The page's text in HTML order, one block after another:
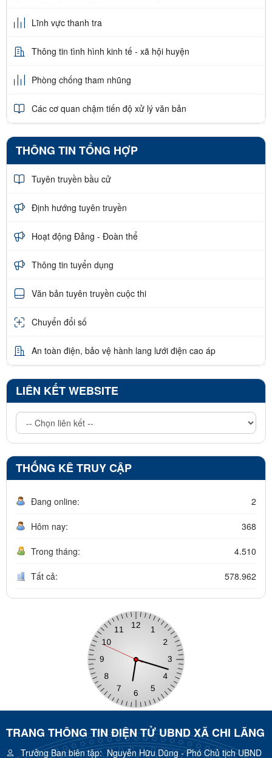
Lĩnh vực thanh tra
Thông tin tình hình kinh tế - xã hội huyện
Phòng chống tham nhũng
Các cơ quan chậm tiến độ xử lý văn bản
THÔNG TIN TỔNG HỢP
Tuyên truyền bầu cử
Định hướng tuyên truyền
Hoạt động Đảng - Đoàn thể
Thông tin tuyển dụng
Văn bản tuyên truyền cuộc thi
Chuyển đổi số
An toàn điện, bảo vệ hành lang lưới điện cao áp
LIÊN KẾT WEBSITE
THỐNG KÊ TRUY CẬP
Đang online: 2
Hôm nay: 368
Trong tháng: 4.510
Tất cả: 578.962
TRANG THÔNG TIN ĐIỆN TỬ UBND XÃ CHI LĂNG
Trưởng Ban biên tập:Nguyễn Hữu Dũng - Phó Chủ tịch UBND